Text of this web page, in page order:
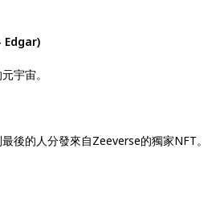
Edgar)
宇宙。
後的人分發來自Zeeverse的獨家NFT。